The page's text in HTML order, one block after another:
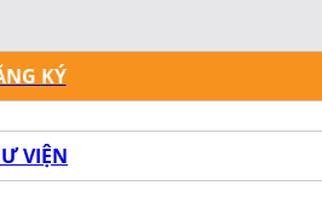
KÝ
VIỆN